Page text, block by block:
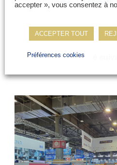
Actualité
Retour à
Actualité
accepter », vous consentez à
ACCEPTER TOUT
Préférences cookies